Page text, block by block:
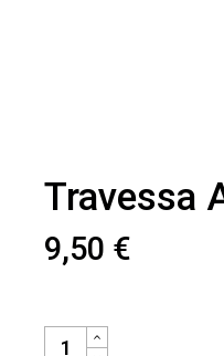
Travessa
9,50 €
TRAVESSA APERITIVOS